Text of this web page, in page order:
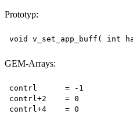
Prototyp:
GEM-Arrays:
contrl      = -1
contrl+2    = 0
contrl+4    = 0